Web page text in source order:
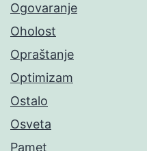
Ogovaranje
Oholost
Opraštanje
Optimizam
Ostalo
Osveta
Pamet